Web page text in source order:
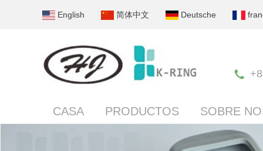
English 简体中文 Deutsche
CASA PRODUCTOS SOBRE